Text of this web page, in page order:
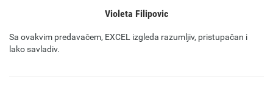
Violeta Filipovic
Sa ovakvim predavačem, EXCEL izgleda razumljiv, pristupačan i
lako savladiv.